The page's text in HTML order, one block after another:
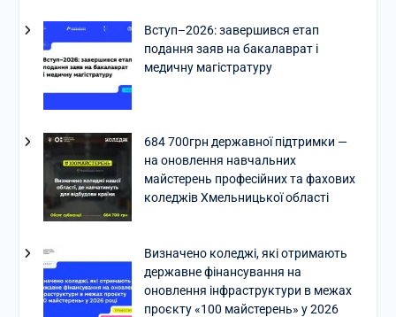
Вступ–2026: завершився етап
подання заяв на бакалаврат і
медичну магістратуру
684 700грн державної підтримки —
на оновлення навчальних
майстерень професійних та фахових
коледжів Хмельницької області
Визначено коледжі, які отримають
державне фінансування на
оновлення інфраструктури в межах
проєкту «100 майстерень» у 2026